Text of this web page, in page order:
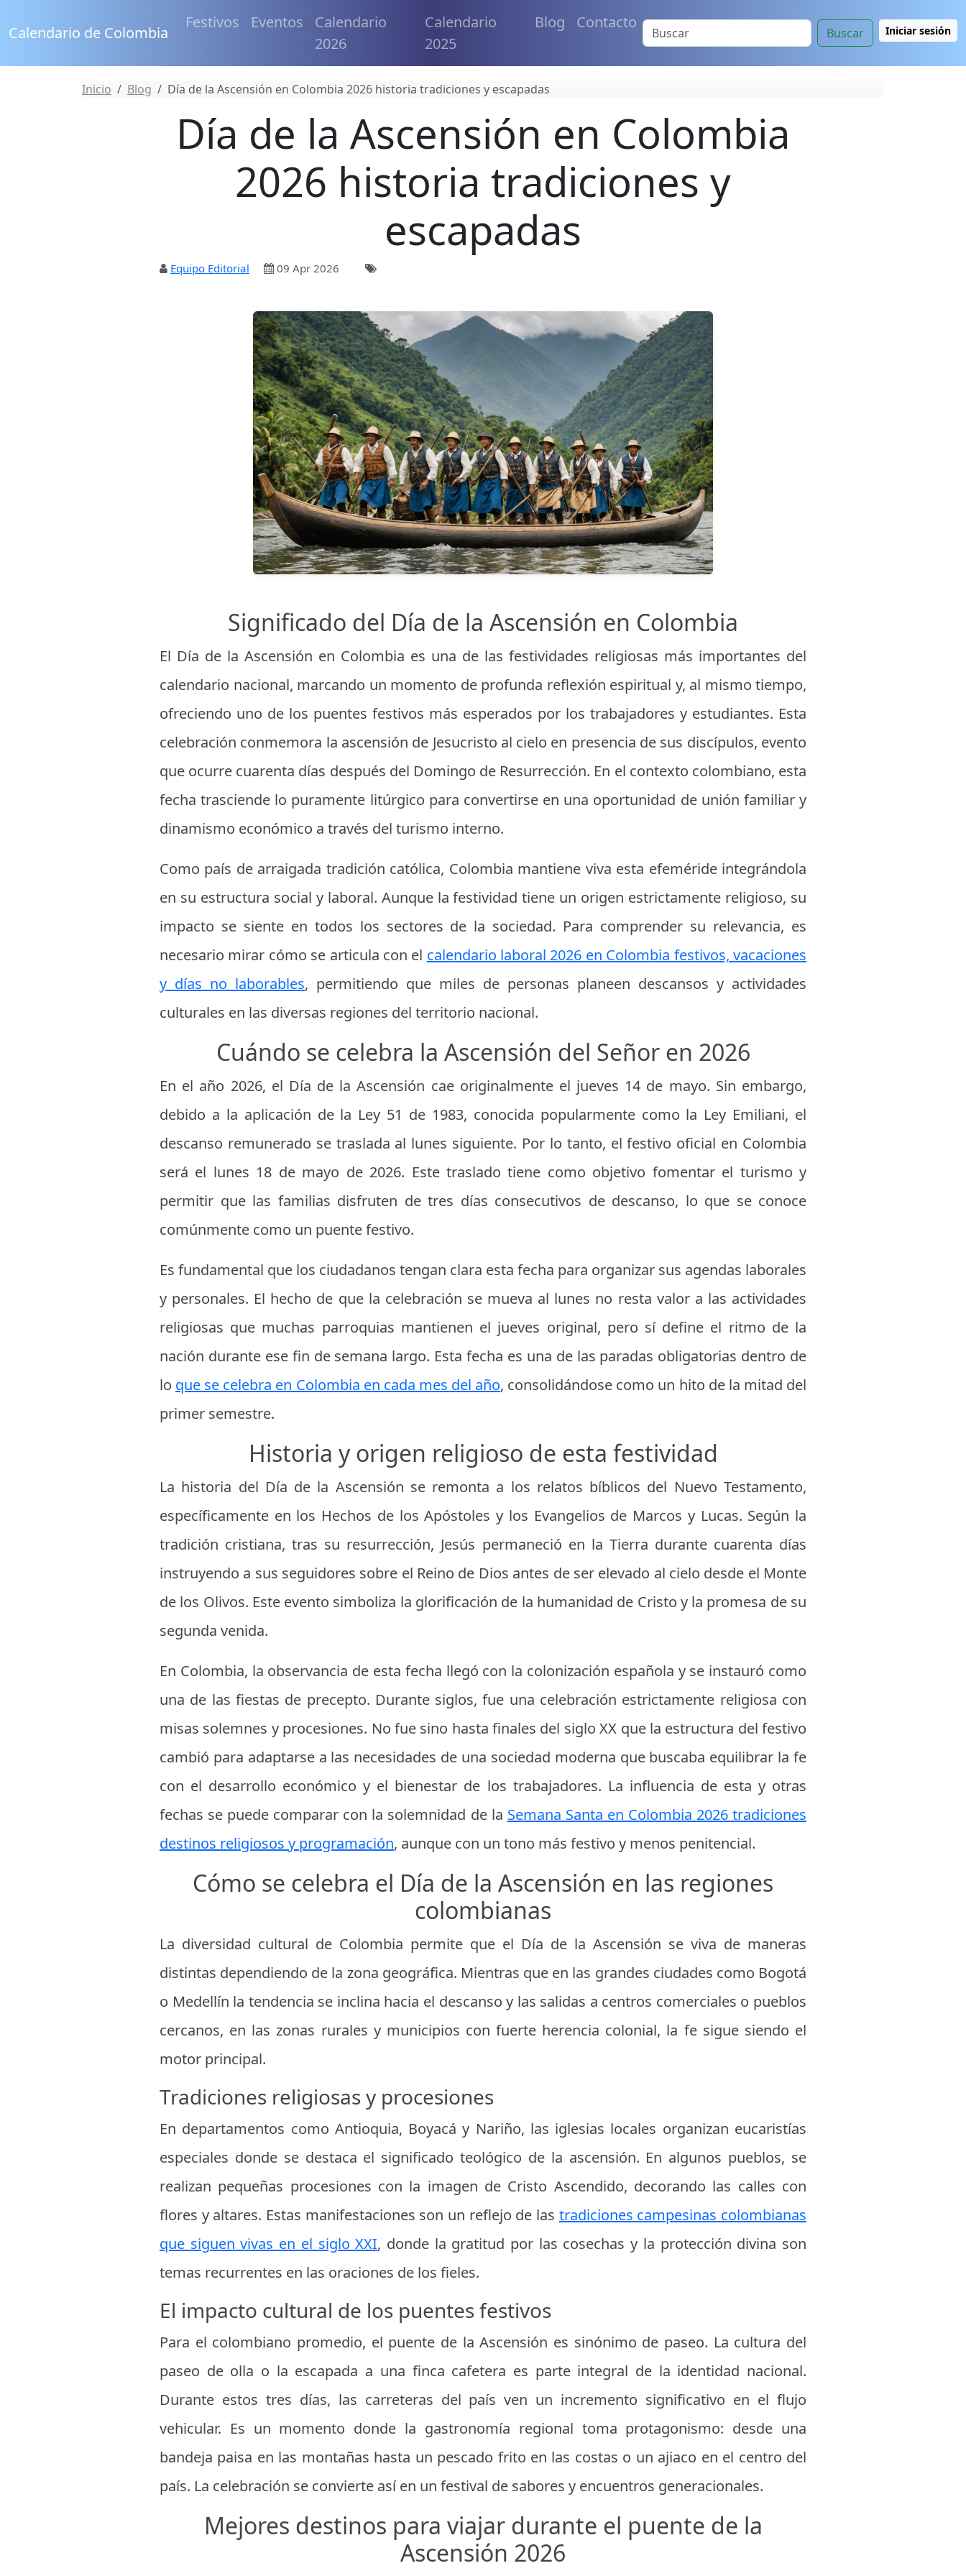
Calendario de Colombia
Festivos Eventos
Calendario
2026
Calendario
2025
Blog Contacto
Buscar Iniciar sesión
Inicio Blog Día de la Ascensión en Colombia 2026 historia tradiciones y escapadas
Día de la Ascensión en Colombia
2026 historia tradiciones y
escapadas
Equipo Editorial 09 Apr 2026
Significado del Día de la Ascensión en Colombia
El Día de la Ascensión en Colombia es una de las festividades religiosas más importantes del
calendario nacional, marcando un momento de profunda reflexión espiritual y, al mismo tiempo,
ofreciendo uno de los puentes festivos más esperados por los trabajadores y estudiantes. Esta
celebración conmemora la ascensión de Jesucristo al cielo en presencia de sus discípulos, evento
que ocurre cuarenta días después del Domingo de Resurrección. En el contexto colombiano, esta
fecha trasciende lo puramente litúrgico para convertirse en una oportunidad de unión familiar y
dinamismo económico a través del turismo interno.
Como país de arraigada tradición católica, Colombia mantiene viva esta efeméride integrándola
en su estructura social y laboral. Aunque la festividad tiene un origen estrictamente religioso, su
impacto se siente en todos los sectores de la sociedad. Para comprender su relevancia, es
necesario mirar cómo se articula con el calendario laboral 2026 en Colombia festivos, vacaciones
y días no laborables, permitiendo que miles de personas planeen descansos y actividades
culturales en las diversas regiones del territorio nacional.
Cuándo se celebra la Ascensión del Señor en 2026
En el año 2026, el Día de la Ascensión cae originalmente el jueves 14 de mayo. Sin embargo,
debido a la aplicación de la Ley 51 de 1983, conocida popularmente como la Ley Emiliani, el
descanso remunerado se traslada al lunes siguiente. Por lo tanto, el festivo oficial en Colombia
será el lunes 18 de mayo de 2026. Este traslado tiene como objetivo fomentar el turismo y
permitir que las familias disfruten de tres días consecutivos de descanso, lo que se conoce
comúnmente como un puente festivo.
Es fundamental que los ciudadanos tengan clara esta fecha para organizar sus agendas laborales
y personales. El hecho de que la celebración se mueva al lunes no resta valor a las actividades
religiosas que muchas parroquias mantienen el jueves original, pero sí define el ritmo de la
nación durante ese fin de semana largo. Esta fecha es una de las paradas obligatorias dentro de
lo que se celebra en Colombia en cada mes del año, consolidándose como un hito de la mitad del
primer semestre.
Historia y origen religioso de esta festividad
La historia del Día de la Ascensión se remonta a los relatos bíblicos del Nuevo Testamento,
específicamente en los Hechos de los Apóstoles y los Evangelios de Marcos y Lucas. Según la
tradición cristiana, tras su resurrección, Jesús permaneció en la Tierra durante cuarenta días
instruyendo a sus seguidores sobre el Reino de Dios antes de ser elevado al cielo desde el Monte
de los Olivos. Este evento simboliza la glorificación de la humanidad de Cristo y la promesa de su
segunda venida.
En Colombia, la observancia de esta fecha llegó con la colonización española y se instauró como
una de las fiestas de precepto. Durante siglos, fue una celebración estrictamente religiosa con
misas solemnes y procesiones. No fue sino hasta finales del siglo XX que la estructura del festivo
cambió para adaptarse a las necesidades de una sociedad moderna que buscaba equilibrar la fe
con el desarrollo económico y el bienestar de los trabajadores. La influencia de esta y otras
fechas se puede comparar con la solemnidad de la Semana Santa en Colombia 2026 tradiciones
destinos religiosos y programación, aunque con un tono más festivo y menos penitencial.
Cómo se celebra el Día de la Ascensión en las regiones
colombianas
La diversidad cultural de Colombia permite que el Día de la Ascensión se viva de maneras
distintas dependiendo de la zona geográfica. Mientras que en las grandes ciudades como Bogotá
o Medellín la tendencia se inclina hacia el descanso y las salidas a centros comerciales o pueblos
cercanos, en las zonas rurales y municipios con fuerte herencia colonial, la fe sigue siendo el
motor principal.
Tradiciones religiosas y procesiones
En departamentos como Antioquia, Boyacá y Nariño, las iglesias locales organizan eucaristías
especiales donde se destaca el significado teológico de la ascensión. En algunos pueblos, se
realizan pequeñas procesiones con la imagen de Cristo Ascendido, decorando las calles con
flores y altares. Estas manifestaciones son un reflejo de las tradiciones campesinas colombianas
que siguen vivas en el siglo XXI, donde la gratitud por las cosechas y la protección divina son
temas recurrentes en las oraciones de los fieles.
El impacto cultural de los puentes festivos
Para el colombiano promedio, el puente de la Ascensión es sinónimo de paseo. La cultura del
paseo de olla o la escapada a una finca cafetera es parte integral de la identidad nacional.
Durante estos tres días, las carreteras del país ven un incremento significativo en el flujo
vehicular. Es un momento donde la gastronomía regional toma protagonismo: desde una
bandeja paisa en las montañas hasta un pescado frito en las costas o un ajiaco en el centro del
país. La celebración se convierte así en un festival de sabores y encuentros generacionales.
Mejores destinos para viajar durante el puente de la
Ascensión 2026